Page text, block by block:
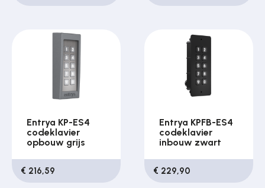
Entrya KP-ES4
codeklavier
opbouw grijs
€ 216,59
Entrya KPFB-ES4
codeklavier
inbouw zwart
€ 229,90